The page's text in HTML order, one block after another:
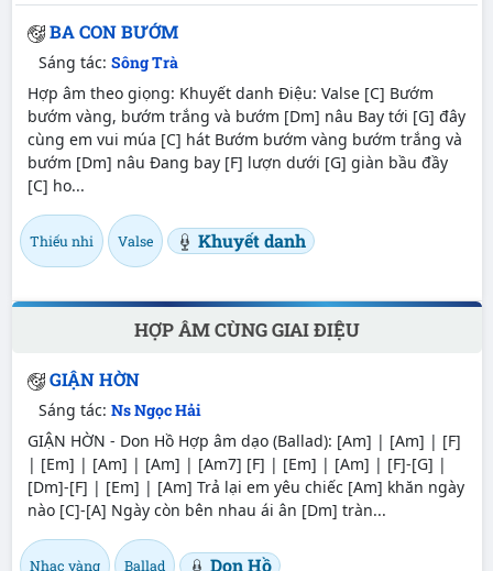
BA CON BƯỚM
Sáng tác: Sông Trà
Hợp âm theo giọng: Khuyết danh Điệu: Valse [C] Bướm
bướm vàng, bướm trắng và bướm [Dm] nâu Bay tới [G] đây
cùng em vui múa [C] hát Bướm bướm vàng bướm trắng và
bướm [Dm] nâu Đang bay [F] lượn dưới [G] giàn bầu đầy
[C] ho...
Thiếu nhi Valse Khuyết danh
HỢP ÂM CÙNG GIAI ĐIỆU
GIẬN HỜN
Sáng tác: Ns Ngọc Hải
GIẬN HỜN - Don Hồ Hợp âm dạo (Ballad): [Am] | [Am] | [F]
| [Em] | [Am] | [Am] | [Am7] [F] | [Em] | [Am] | [F]-[G] |
[Dm]-[F] | [Em] | [Am] Trả lại em yêu chiếc [Am] khăn ngày
nào [C]-[A] Ngày còn bên nhau ái ân [Dm] tràn...
Nhạc vàng Ballad Don Hồ